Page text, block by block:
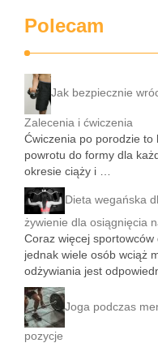
Polecam
Jak bezpiecznie
Zalecenia i ćwiczenia
Ćwiczenia po porodzie to
powrotu do formy dla
okresie ciąży i …
Dieta wegańska
żywienie dla osiągnięcia
Coraz więcej sportowców
jednak wiele osób wciąż
odżywiania jest
Joga podczas
pozycje